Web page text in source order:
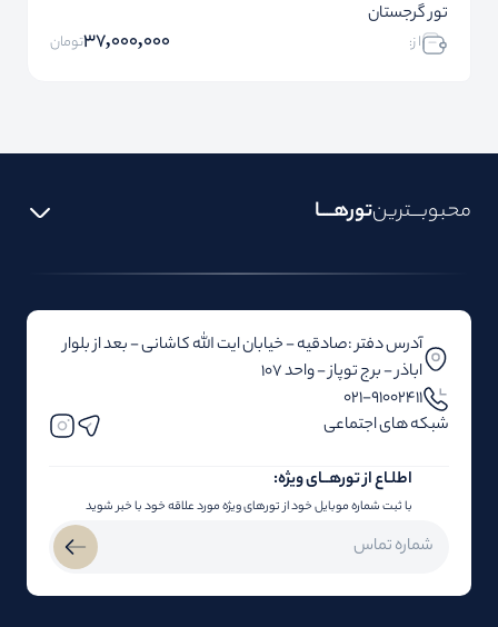
تور گرجستان
ا ز: 37,000,000تومان
محبوبـــترینتورهــــا
آدرس دفتر :صادقیه - خیابان ایت الله کاشانی - بعد از بلوار‌‌
اباذر - برج توپاز - واحد 107
۰۲۱-91002411
شبکه های اجتماعی
اطلـاع از تور‌هــای ویژه:
با ثبت شماره موبایل خود از تورهای ویژه مورد علاقه خود با خبر شوید